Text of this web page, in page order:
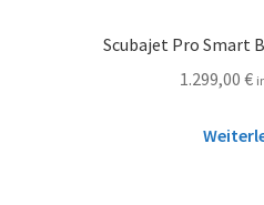
Scubajet Pro Smart
1.299,00 €